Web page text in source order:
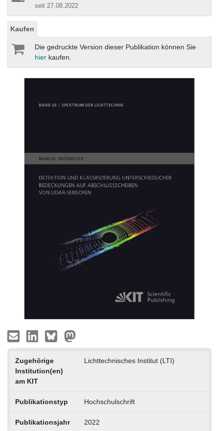
seit 27.08.2022
Kaufen
Die gedruckte Version dieser Publikation können Sie
hier kaufen.
Zugehörige
Institution(en)
am KIT
Lichttechnisches Institut (LTI)
Publikationstyp Hochschulschrift
Publikationsjahr 2022